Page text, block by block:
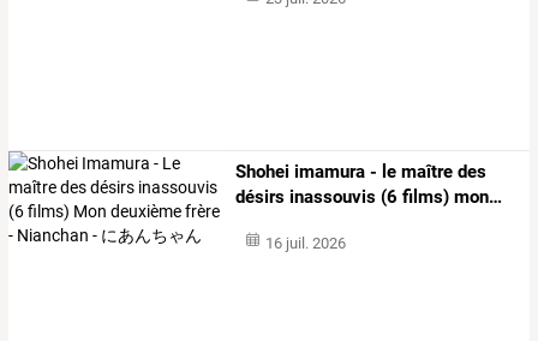
Shohei imamura - le maître des
désirs inassouvis (6 films) mon…
16 juil. 2026